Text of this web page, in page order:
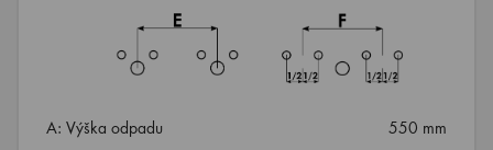
A: Výška odpadu
550 mm